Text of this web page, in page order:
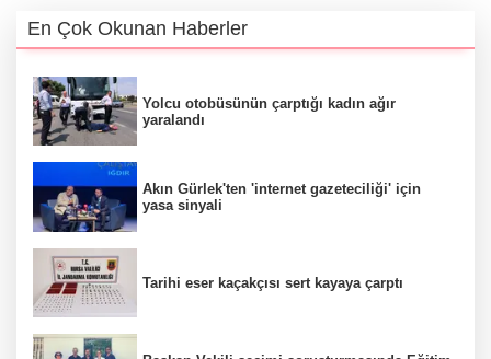
En Çok Okunan Haberler
Yolcu otobüsünün çarptığı kadın ağır
yaralandı
Akın Gürlek'ten 'internet gazeteciliği' için
yasa sinyali
Tarihi eser kaçakçısı sert kayaya çarptı